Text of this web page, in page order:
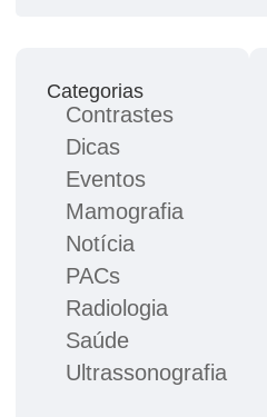
Categorias
Contrastes
Dicas
Eventos
Mamografia
Notícia
PACs
Radiologia
Saúde
Ultrassonografia